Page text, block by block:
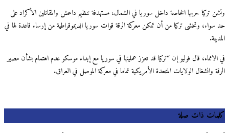
وتشن تركيا حربها الخاصة داخل سوريا في الشمال، مستهدفة تنظيم داعش والمقاتلين الأكراد على
حد سواء، وتخشى تركيا من أن تمكن معركة الرقة قوات سوريا الديموقراطية من إرساء قاعدة لها في
المدينة.
في الاثناء، قال فوليو إن “تركيا قد تعزز عمليتها في سوريا مع إبداء موسكو عدم اهتمام بشأن مصير
الرقة وانشغال الولايات المتحدة الأمريكية تماما في معركة الموصل في العراق.
كلمات ذات صلة